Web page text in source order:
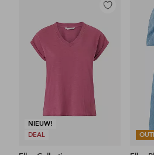
NIEUW!
DEAL
Toevoegen
favorieten